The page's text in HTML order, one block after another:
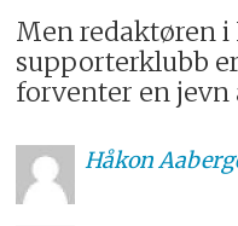
Men redaktøren
supporterklubb
forventer en jevn
Håkon